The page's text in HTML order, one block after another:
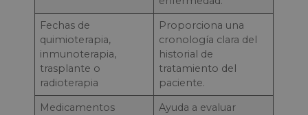
Fechas de
quimioterapia,
inmunoterapia,
trasplante o
radioterapia
Proporciona una
cronología clara del
historial de
tratamiento del
paciente.
Medicamentos
Ayuda a evaluar